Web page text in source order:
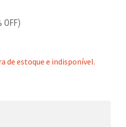
OFF)
de estoque e indisponível.